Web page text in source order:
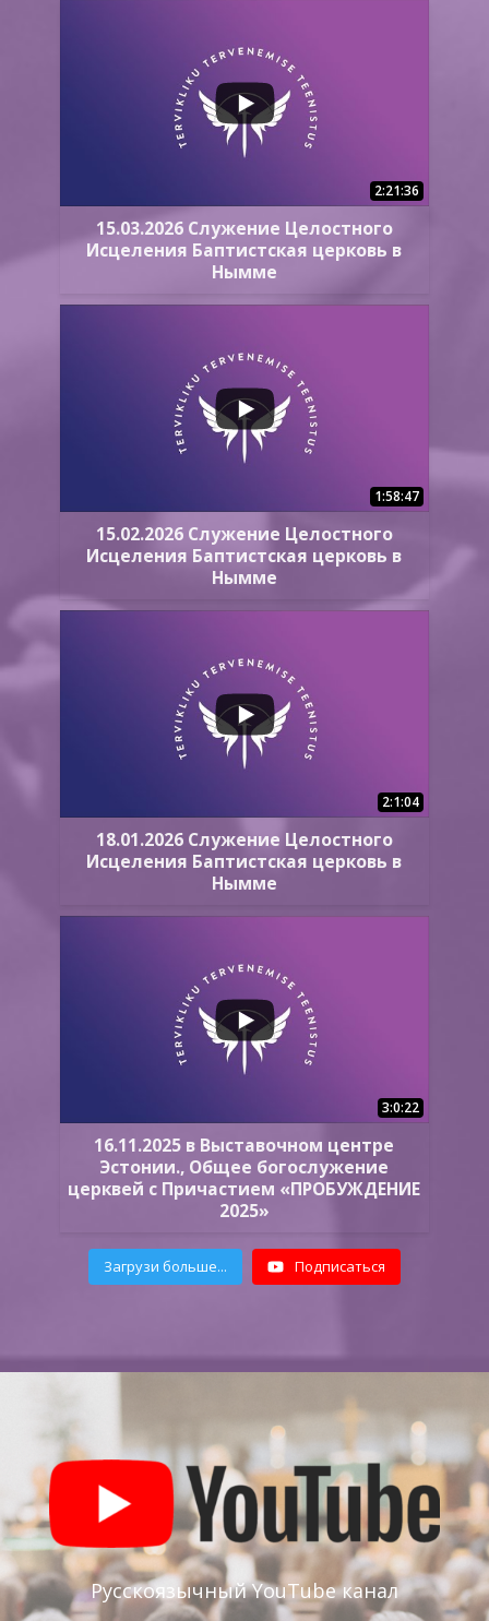
2:21:36
15.03.2026 Служение Целостного
Исцеления Баптистская церковь в
Нымме
1:58:47
15.02.2026 Служение Целостного
Исцеления Баптистская церковь в
Нымме
2:1:04
18.01.2026 Служение Целостного
Исцеления Баптистская церковь в
Нымме
3:0:22
16.11.2025 в Выставочном центре
Эстонии., Общее богослужение
церквей с Причастием «ПРОБУЖДЕНИЕ
2025»
Загрузи больше... Подписаться
Русскоязычный YouTube канал